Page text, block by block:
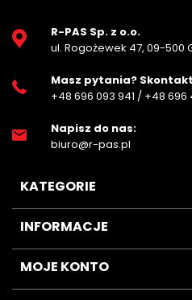
R-PAS Sp. z o.o.
ul. Rogożewek 47, 09-500
Masz pytania?
+48 696 093 941 / +48 696
Napisz do nas:
biuro@r-pas.pl
KATEGORIE
INFORMACJE
MOJE KONTO